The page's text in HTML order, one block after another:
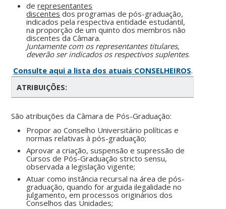
derepresentantes
discentes dos programas de pós-graduação,
indicados pela respectiva entidade estudantil,
na proporção de um quinto dos membros não
discentes da Câmara.
Juntamente com os representantes titulares,
deverão ser indicados os respectivos suplentes.
Consulte aqui a lista dos atuais CONSELHEIROS.
ATRIBUIÇÕES:
São atribuições da Câmara de Pós-Graduação:
Propor ao Conselho Universitário políticas e
normas relativas à pós-graduação;
Aprovar a criação, suspensão e supressão de
Cursos de Pós-Graduação stricto sensu,
observada a legislação vigente;
Atuar como instância recursal na área de pós-
graduação, quando for arguida ilegalidade no
julgamento, em processos originários dos
Conselhos das Unidades;